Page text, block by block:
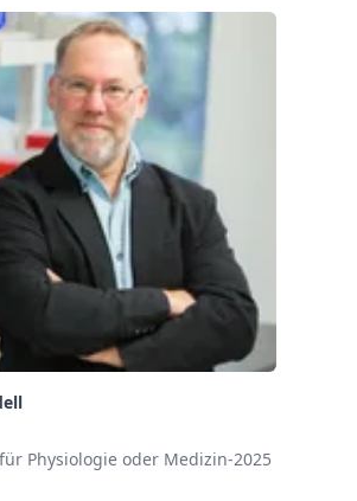
Physiologie oder Medizin-2025